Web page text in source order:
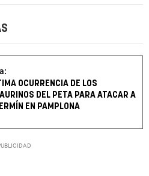
OCURRENCIA DE LOS
DEL PETA PARA ATACAR A
EN PAMPLONA